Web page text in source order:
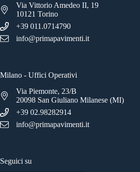
Via Vittorio Amedeo II, 19
10121 Torino
+39 011.0714790
info@primapavimenti.it
Milano - Uffici Operativi
Via Piemonte, 23/B
20098 San Giuliano Milanese (MI)
+39 02.98282914
info@primapavimenti.it
Seguici su